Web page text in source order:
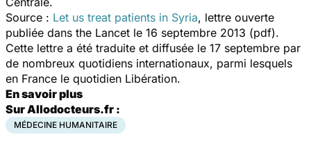
Source : Let us treat patients in Syria, lettre ouverte
publiée dans the Lancet le 16 septembre 2013 (pdf).
Cette lettre a été traduite et diffusée le 17 septembre par
de nombreux quotidiens internationaux, parmi lesquels
en France le quotidien Libération.
En savoir plus
Sur Allodocteurs.fr :
MÉDECINE HUMANITAIRE